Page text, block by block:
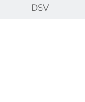
DSV